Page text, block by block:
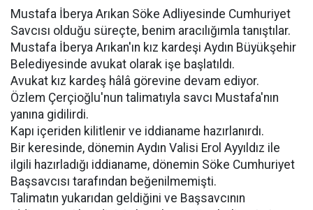
Mustafa İberya Arıkan Söke Adliyesinde Cumhuriyet
Savcısı olduğu süreçte, benim aracılığımla tanıştılar.
Mustafa İberya Arıkan'ın kız kardeşi Aydın Büyükşehir
Belediyesinde avukat olarak işe başlatıldı.
Avukat kız kardeş hâlâ görevine devam ediyor.
Özlem Çerçioğlu'nun talimatıyla savcı Mustafa'nın
yanına gidilirdi.
Kapı içeriden kilitlenir ve iddianame hazırlanırdı.
Bir keresinde, dönemin Aydın Valisi Erol Ayyıldız ile
ilgili hazırladığı iddianame, dönemin Söke Cumhuriyet
Başsavcısı tarafından beğenilmemişti.
Talimatın yukarıdan geldiğini ve Başsavcının